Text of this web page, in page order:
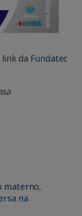
link da Fundatec
materno,
na